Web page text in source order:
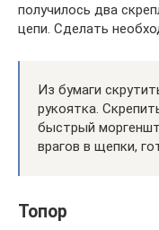
получилось два
цепи. Сделать
Из бумаги
рукоятка.
быстрый
врагов в щепки,
Топор